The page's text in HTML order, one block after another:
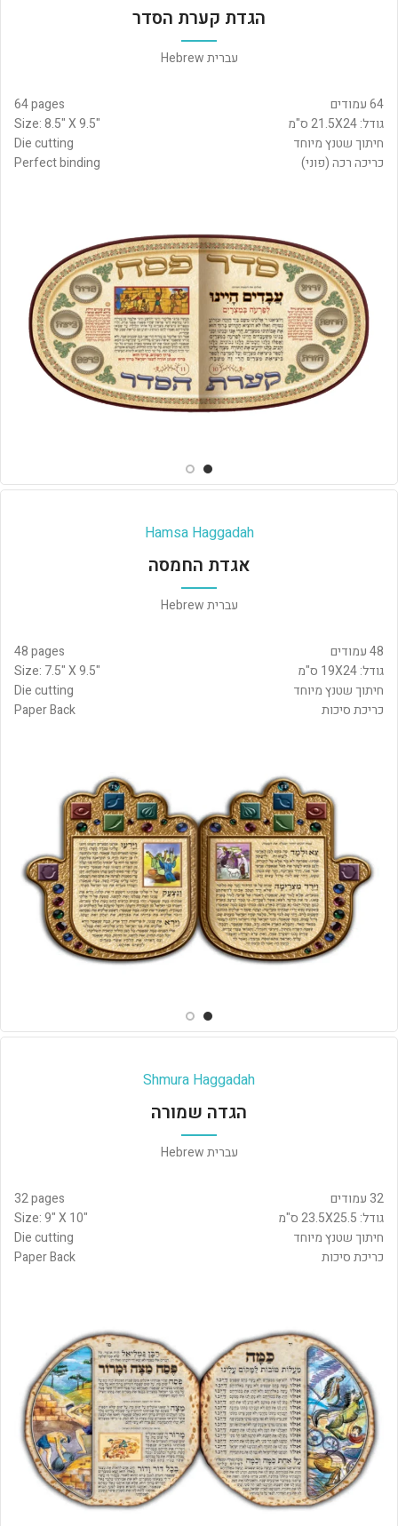
הגדת קערת הסדר
עברית Hebrew
64 pages
Size: 8.5" X 9.5"
Die cutting
Perfect binding
64 עמודים
גודל: 21.5X24 ס"מ
חיתוך שטנץ מיוחד
כריכה רכה (פוני)
Hamsa Haggadah
אגדת החמסה
עברית Hebrew
48 pages
Size: 7.5" X 9.5"
Die cutting
Paper Back
48 עמודים
גודל: 19X24 ס"מ
חיתוך שטנץ מיוחד
כריכת סיכות
Shmura Haggadah
הגדה שמורה
עברית Hebrew
32 pages
Size: 9" X 10"
Die cutting
Paper Back
32 עמודים
גודל: 23.5X25.5 ס"מ
חיתוך שטנץ מיוחד
כריכת סיכות